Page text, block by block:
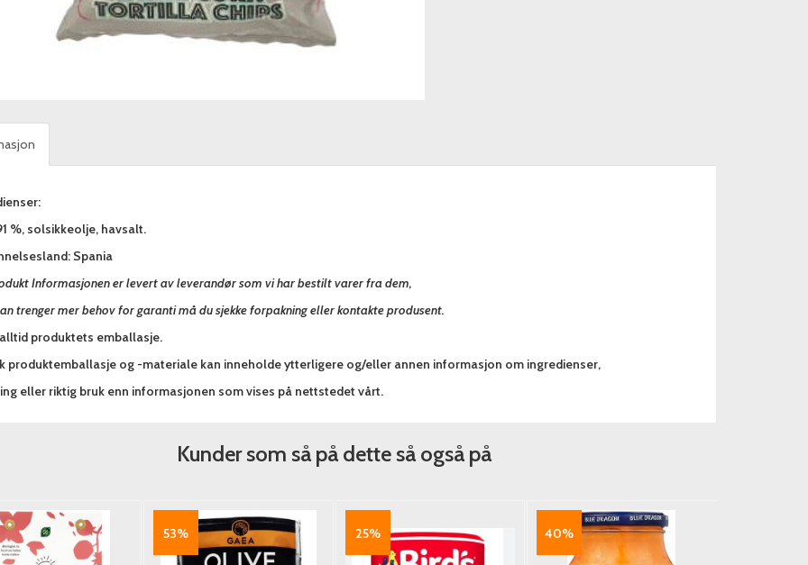
%, solsikkeolje, havsalt.
Spania
Informasjonen er levert av leverandør som vi har bestilt varer fra dem,
trenger mer behov for garanti må du sjekke forpakning eller kontakte produsent.
produktets emballasje.
produktemballasje og -materiale kan inneholde ytterligere og/eller annen informasjon om ingredienser,
eller riktig bruk enn informasjonen som vises på nettstedet vårt.
Kunder som så på dette så også på
53% 25% 40%